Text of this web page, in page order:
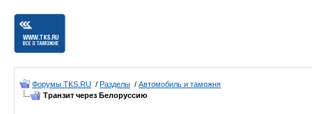
Форумы TKS.RU / Разделы / Автомобиль и таможня
Транзит через Белоруссию